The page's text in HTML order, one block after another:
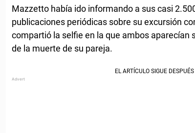
Mazzetto había ido informando a sus casi
publicaciones periódicas sobre su excursión
compartió la selfie en la que ambos
de la muerte de su pareja.